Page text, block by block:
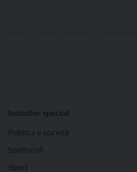
Iniziative speciali
Politica e società
Spettacoli
Sport